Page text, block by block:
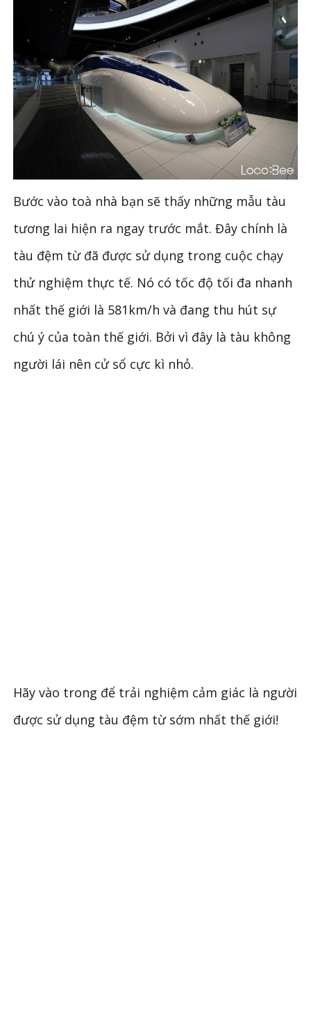
Bước vào toà nhà bạn sẽ thấy những mẫu tàu
tương lai hiện ra ngay trước mắt. Đây chính là
tàu đệm từ đã được sử dụng trong cuộc chạy
thử nghiệm thực tế. Nó có tốc độ tối đa nhanh
nhất thế giới là 581km/h và đang thu hút sự
chú ý của toàn thế giới. Bởi vì đây là tàu không
người lái nên cử sổ cực kì nhỏ.
Hãy vào trong để trải nghiệm cảm giác là người
được sử dụng tàu đệm từ sớm nhất thế giới!